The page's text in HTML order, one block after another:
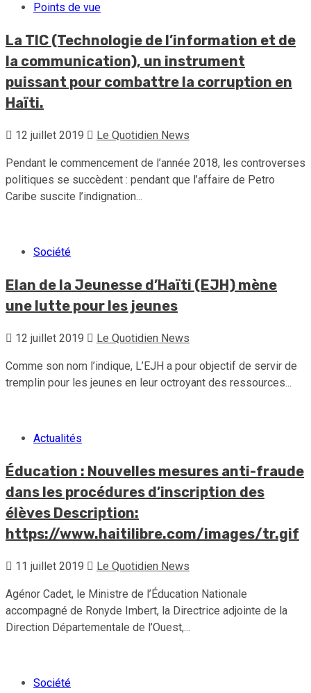
Points de vue
La TIC (Technologie de l’information et de
la communication), un instrument
puissant pour combattre la corruption en
Haïti.
12 juillet 2019 Le Quotidien News
Pendant le commencement de l’année 2018, les controverses
politiques se succèdent : pendant que l’affaire de Petro
Caribe suscite l’indignation...
Société
Elan de la Jeunesse d’Haïti (EJH) mène
une lutte pour les jeunes
12 juillet 2019 Le Quotidien News
Comme son nom l’indique, L’EJH a pour objectif de servir de
tremplin pour les jeunes en leur octroyant des ressources...
Actualités
Éducation : Nouvelles mesures anti-fraude
dans les procédures d’inscription des
élèves Description:
https://www.haitilibre.com/images/tr.gif
11 juillet 2019 Le Quotidien News
Agénor Cadet, le Ministre de l’Éducation Nationale
accompagné de Ronyde Imbert, la Directrice adjointe de la
Direction Départementale de l’Ouest,...
Société